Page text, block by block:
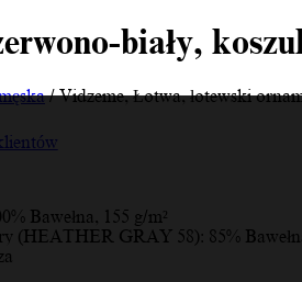
biały,
/ Vidzeme, Łotwa, łotewski
Bawełna, 155 g/m²
(HEATHER GRAY 58): 85%